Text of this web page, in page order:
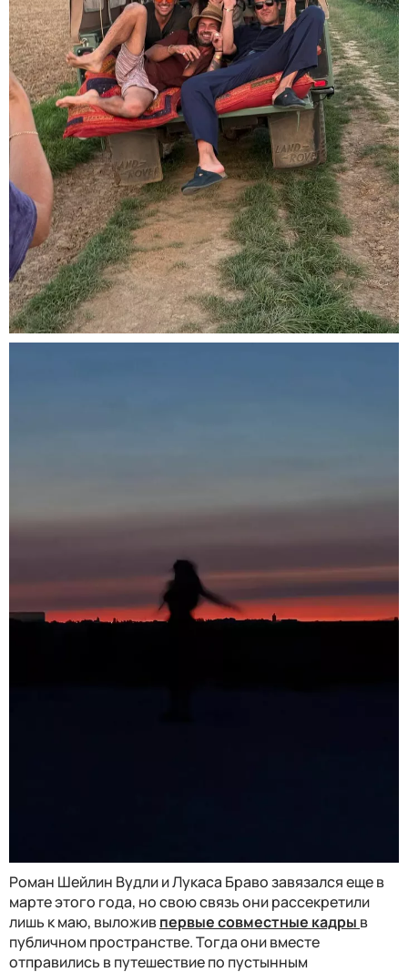
Роман Шейлин Вудли и Лукаса Браво завязался еще в
марте этого года, но свою связь они рассекретили
лишь к маю, выложивпервые совместные кадры в
публичном пространстве. Тогда они вместе
отправились в путешествие по пустынным